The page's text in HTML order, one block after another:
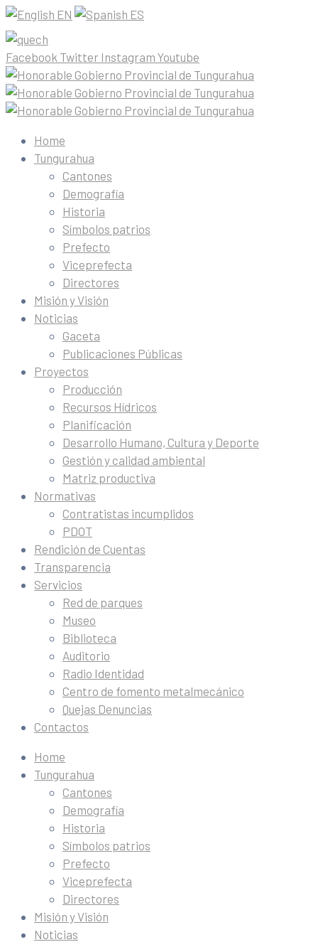
EN ES
Facebook Twitter Instagram Youtube
Home
Tungurahua
Cantones
Demografía
Historia
Símbolos patrios
Prefecto
Viceprefecta
Directores
Misión y Visión
Noticias
Gaceta
Publicaciones Públicas
Proyectos
Producción
Recursos Hídricos
Planificación
Desarrollo Humano, Cultura y Deporte
Gestión y calidad ambiental
Matriz productiva
Normativas
Contratistas incumplidos
PDOT
Rendición de Cuentas
Transparencia
Servicios
Red de parques
Museo
Biblioteca
Auditorio
Radio Identidad
Centro de fomento metalmecánico
Quejas Denuncias
Contactos
Home
Tungurahua
Cantones
Demografía
Historia
Símbolos patrios
Prefecto
Viceprefecta
Directores
Misión y Visión
Noticias